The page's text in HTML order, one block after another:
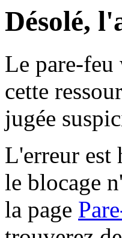
Désolé,
Le pare-feu
cette
jugée
L'erreur est
le blocage
la page